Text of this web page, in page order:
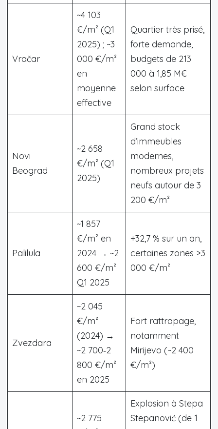
Vračar
~4 103
€/m² (Q1
2025) ; ~3
000 €/m²
en
moyenne
effective
Quartier très prisé,
forte demande,
budgets de 213
000 à 1,85 M€
selon surface
Novi
Beograd
~2 658
€/m² (Q1
2025)
Grand stock
d’immeubles
modernes,
nombreux projets
neufs autour de 3
200 €/m²
Palilula
~1 857
€/m² en
2024 → ~2
600 €/m²
Q1 2025
+32,7 % sur un an,
certaines zones >3
000 €/m²
Zvezdara
~2 045
€/m²
(2024) →
~2 700‑2
800 €/m²
en 2025
Fort rattrapage,
notamment
Mirijevo (~2 400
€/m²)
~2 775
Explosion à Stepa
Stepanović (de 1